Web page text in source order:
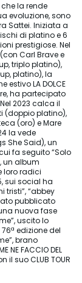
la rende
evoluzione, sono
Sattei. Iniziata a
di platino e 6
prestigiose. Nel
Carl Brave e
triplo platino),
platino), la
LA DOLCE
ha partecipato
2023 calca il
(doppio platino),
(oro) e Mare
la vede
She Said), un
fa seguito “Solo
un album
loro radici
sui social ha
tristi”, “abbey
pubblicato
nuova fase
uscito lo
edizione del
brano
FACCIO DEL
il suo CLUB TOUR